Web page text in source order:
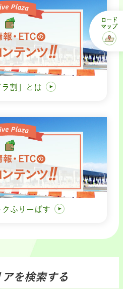
割」とは
クふりーぱす
を検索する
ロード
マップ